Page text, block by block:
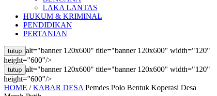
LAKA LANTAS
HUKUM & KRIMINAL
PENDIDIKAN
PERTANIAN
tutup alt="banner 120x600" title="banner 120x600" width="120"
height="600"/>
tutup alt="banner 120x600" title="banner 120x600" width="120"
height="600"/>
HOME / KABAR DESA Pemdes Polo Bentuk Koperasi Desa